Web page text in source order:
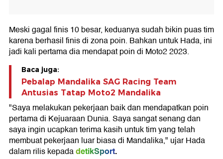
Meski gagal finis 10 besar, keduanya sudah bikin puas tim
karena berhasil finis di zona poin. Bahkan untuk Hada, ini
jadi kali pertama dia mendapat poin di Moto2 2023.
Baca juga:
Pebalap Mandalika SAG Racing Team
Antusias Tatap Moto2 Mandalika
"Saya melakukan pekerjaan baik dan mendapatkan poin
pertama di Kejuaraan Dunia. Saya sangat senang dan
saya ingin ucapkan terima kasih untuk tim yang telah
membuat pekerjaan luar biasa di Mandalika," ujar Hada
dalam rilis kepadadetikSport.